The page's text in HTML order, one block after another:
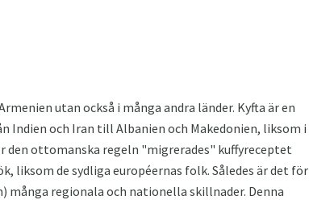
utan också i många andra länder. Kyfta är en
och Iran till Albanien och Makedonien, liksom i
den ottomanska regeln "migrerades" kuffyreceptet
liksom de sydliga européernas folk. Således är det för
många regionala och nationella skillnader. Denna